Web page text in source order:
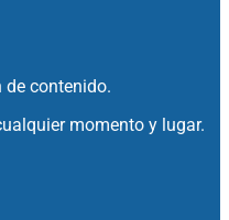
de contenido.
momento y lugar.